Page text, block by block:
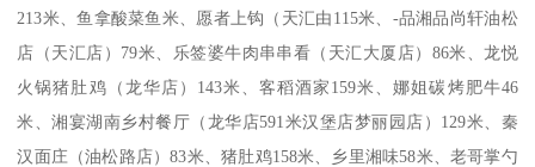
213米、鱼拿酸菜鱼米、愿者上钩（天汇由115米、-品湘品尚轩油松
店（天汇店）79米、乐签婆牛肉串串看（天汇大厦店）86米、龙悦
火锅猪肚鸡（龙华店）143米、客稻酒家159米、娜姐碳烤肥牛46
米、湘宴湖南乡村餐厅（龙华店591米汉堡店梦丽园店）129米、秦
汉面庄（油松路店）83米、猪肚鸡158米、乡里湘味58米、老哥掌勺